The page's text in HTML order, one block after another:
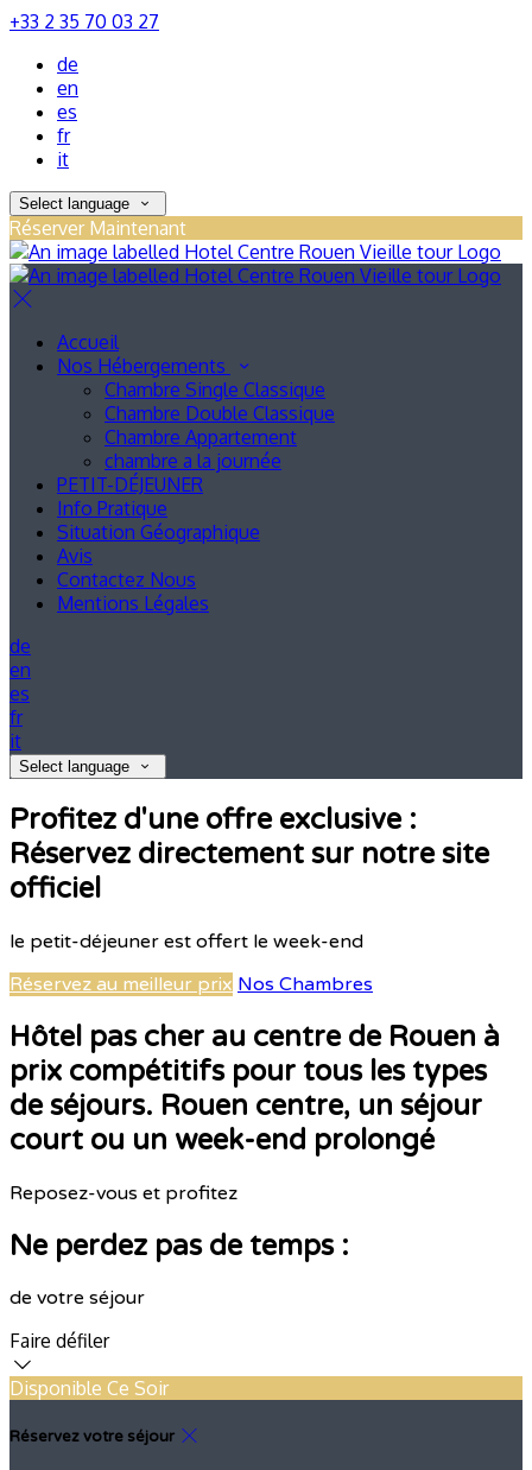
+33 2 35 70 03 27
de
en
es
fr
it
Select language
Réserver Maintenant
Accueil
Nos Hébergements
Chambre Single Classique
Chambre Double Classique
Chambre Appartement
chambre a la journée
PETIT-DÉJEUNER
Info Pratique
Situation Géographique
Avis
Contactez Nous
Mentions Légales
de
en
es
fr
it
Select language
Profitez d'une offre exclusive :
Réservez directement sur notre site
officiel
le petit-déjeuner est offert le week-end
Réservez au meilleur prix Nos Chambres
Hôtel pas cher au centre de Rouen à
prix compétitifs pour tous les types
de séjours. Rouen centre, un séjour
court ou un week-end prolongé
Reposez-vous et profitez
Ne perdez pas de temps :
de votre séjour
Faire défiler
Disponible Ce Soir
Réservez votre séjour